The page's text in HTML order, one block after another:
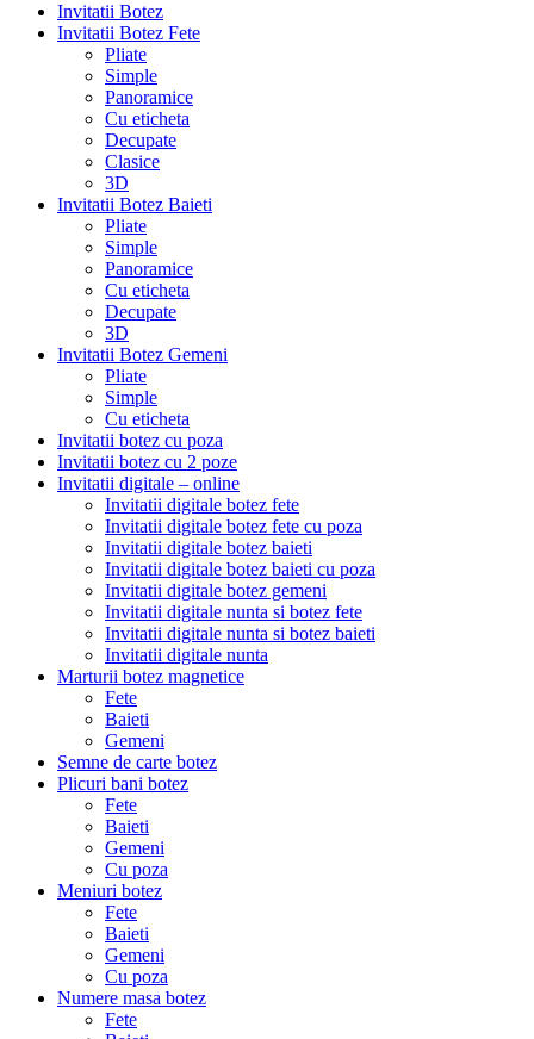
Invitatii Botez
Invitatii Botez Fete
Pliate
Simple
Panoramice
Cu eticheta
Decupate
Clasice
3D
Invitatii Botez Baieti
Pliate
Simple
Panoramice
Cu eticheta
Decupate
3D
Invitatii Botez Gemeni
Pliate
Simple
Cu eticheta
Invitatii botez cu poza
Invitatii botez cu 2 poze
Invitatii digitale – online
Invitatii digitale botez fete
Invitatii digitale botez fete cu poza
Invitatii digitale botez baieti
Invitatii digitale botez baieti cu poza
Invitatii digitale botez gemeni
Invitatii digitale nunta si botez fete
Invitatii digitale nunta si botez baieti
Invitatii digitale nunta
Marturii botez magnetice
Fete
Baieti
Gemeni
Semne de carte botez
Plicuri bani botez
Fete
Baieti
Gemeni
Cu poza
Meniuri botez
Fete
Baieti
Gemeni
Cu poza
Numere masa botez
Fete